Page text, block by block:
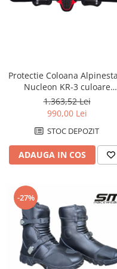
Remorci & Utile
EVACUARE
Evacuari universale
Evacuări Mivv
Evacuări G.P.R.
Evacuări Storm
Evacuari FMF
Evacuari HLP
Accesorii
Banda termica
Evacuare completa
Filtru de fum
Protectie Coloana
Nucleon KR-3 culoare
Negru/Rosu marime XL
1.363,52 Lei
990,00 Lei
STOC DEPOZIT
ADAUGA IN COS
-27%